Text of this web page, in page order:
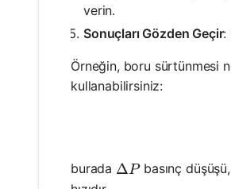
verin.
Sonuçları Gözden Geçir:
Örneğin, boru sürtünmesi
kullanabilirsiniz:
burada \Delta P
ΔPbasınç düşüşü,